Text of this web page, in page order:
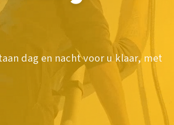
dag en nacht voor u klaar, met